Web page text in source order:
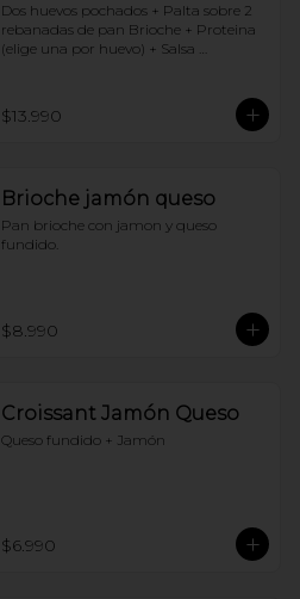
Dos huevos pochados + Palta sobre 2
rebanadas de pan Brioche + Proteina
(elige una por huevo) + Salsa
$13.990
Brioche jamón queso
Pan brioche con jamon y queso
fundido.
$8.990
Croissant Jamón Queso
Queso fundido + Jamón
$6.990